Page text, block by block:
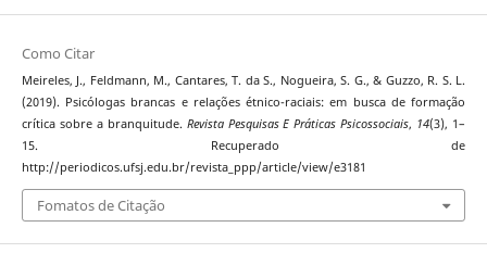
Como Citar
Meireles, J., Feldmann, M., Cantares, T. da S., Nogueira, S. G., & Guzzo, R. S. L.
(2019). Psicólogas brancas e relações étnico-raciais: em busca de formação
crítica sobre a branquitude. Revista Pesquisas E Práticas Psicossociais, 14(3), 1–
15. Recuperado de
http://periodicos.ufsj.edu.br/revista_ppp/article/view/e3181
Fomatos de Citação